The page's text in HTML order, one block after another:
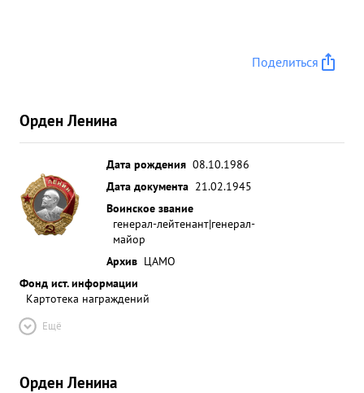
Поделиться
Орден Ленина
Дата рождения 08.10.1986
Дата документа 21.02.1945
Воинское звание
генерал-лейтенант|генерал-
майор
Архив ЦАМО
Фонд ист. информации
Картотека награждений
Ещё
Орден Ленина